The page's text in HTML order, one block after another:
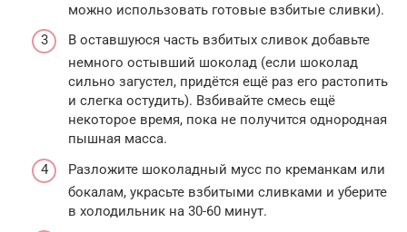
можно использовать готовые взбитые сливки).
В оставшуюся часть взбитых сливок добавьте
немного остывший шоколад (если шоколад
сильно загустел, придётся ещё раз его растопить
и слегка остудить). Взбивайте смесь ещё
некоторое время, пока не получится однородная
пышная масса.
Разложите шоколадный мусс по креманкам или
бокалам, украсьте взбитыми сливками и уберите
в холодильник на 30-60 минут.